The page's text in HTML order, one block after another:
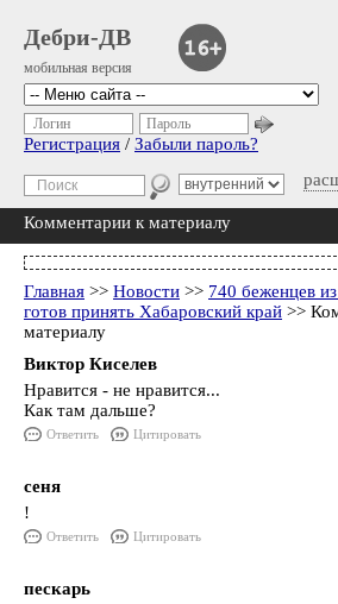
Дебри-ДВ
мобильная версия
Логин Пароль
Регистрация / Забыли пароль?
Комментарии к материалу
Главная >> Новости >> 740 беженцев
готов принять Хабаровский край >>
материалу
Виктор Киселев
Нравится - не нравится...
Как там дальше?
Ответить Цитировать
сеня
!
Ответить Цитировать
пескарь